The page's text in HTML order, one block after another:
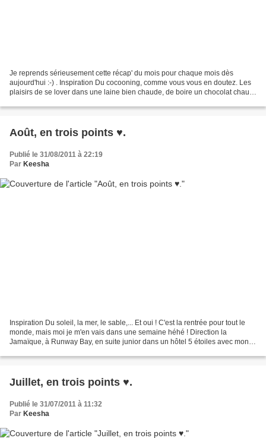
Je reprends sérieusement cette récap' du mois pour chaque mois dès
aujourd'hui :-) . Inspiration Du cocooning, comme vous vous en doutez. Les
plaisirs de se lover dans une laine bien chaude, de boire un chocolat chaud
Août, en trois points ♥.
Publié le 31/08/2011 à 22:19
Par Keesha
Inspiration Du soleil, la mer, le sable,... Et oui ! C'est la rentrée pour tout le
monde, mais moi je m'en vais dans une semaine héhé ! Direction la
Jamaïque, à Runway Bay, en suite junior dans un hôtel 5 étoiles avec mon
Juillet, en trois points ♥.
Publié le 31/07/2011 à 11:32
Par Keesha